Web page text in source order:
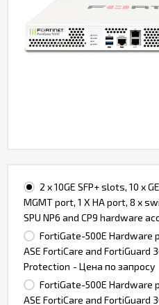
2 x 10GE SFP+ slots, 10 x
MGMT port, 1 X HA port, 8 x
SPU NP6 and CP9 hardware
FortiGate-500E Hardware
ASE FortiCare and FortiGuard
Protection - Цена по запросу
FortiGate-500E Hardware
ASE FortiCare and FortiGuard